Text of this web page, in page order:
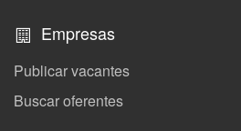
Empresas
Publicar vacantes
Buscar oferentes